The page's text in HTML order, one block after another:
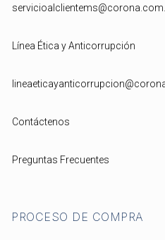
Línea Ética y Anticorrupción
Contáctenos
Preguntas Frecuentes
PROCESO DE COMPRA